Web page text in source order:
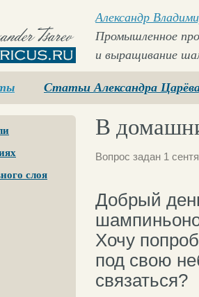
Александр
Промышленное
и выращивание
Статьи Александра
слоя
В
Вопрос задан 1
Добрый
Хочу
под свою
связаться?